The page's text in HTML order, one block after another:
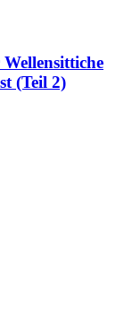
(Teil 2)